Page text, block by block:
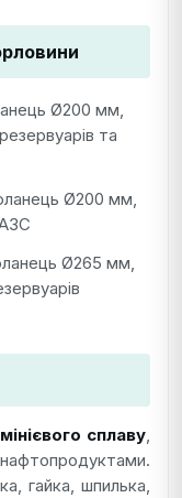
Ø200 мм,
та
Ø200 мм,
Ø265 мм,
сплаву,
нафтопродуктами.
гайка, шпилька,